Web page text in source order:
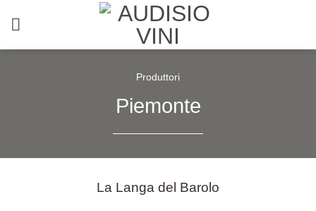
Produttori
Piemonte
La Langa del Barolo